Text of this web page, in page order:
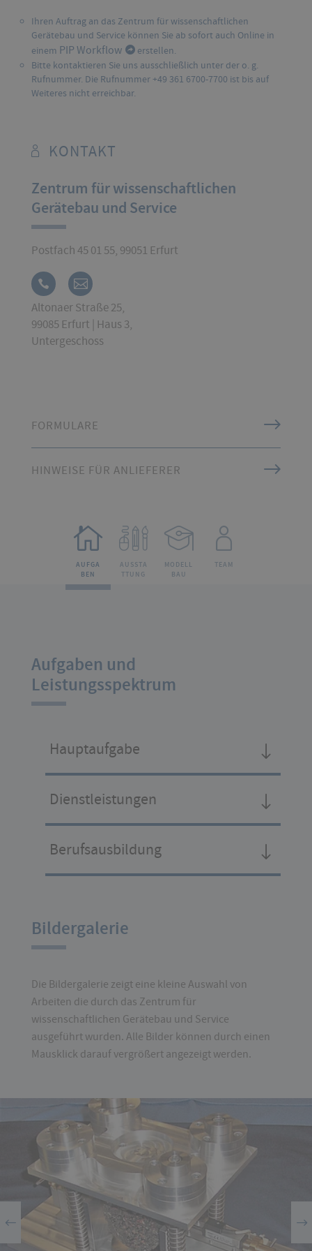
Ihren Auftrag an das Zentrum für wissenschaftlichen
Gerätebau und Service können Sie ab sofort auch Online in
einem PIP Workflow
erstellen.
Bitte kontaktieren Sie uns ausschließlich unter der o. g.
Rufnummer. Die Rufnummer +49 361 6700-7700 ist bis auf
Weiteres nicht erreichbar.
KONTAKT
Zentrum für wissenschaftlichen
Gerätebau und Service
Postfach 45 01 55, 99051 Erfurt
Altonaer Straße 25,
99085 Erfurt | Haus 3,
Untergeschoss
FORMULARE
HINWEISE FÜR ANLIEFERER
AUFGA
BEN
AUSSTA
TTUNG
MODELL
BAU
TEAM
Aufgaben und
Leistungsspektrum
Hauptaufgabe
Dienstleistungen
Berufsausbildung
Bildergalerie
Die Bildergalerie zeigt eine kleine Auswahl von
Arbeiten die durch das Zentrum für
wissenschaftlichen Gerätebau und Service
ausgeführt wurden. Alle Bilder können durch einen
Mausklick darauf vergrößert angezeigt werden.